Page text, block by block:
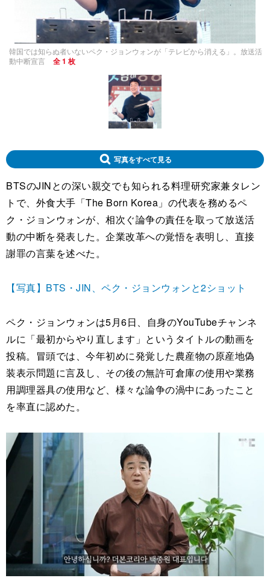
韓国では知らぬ者いないペク・ジョンウォンが「テレビから消える」。放送活
動中断宣言
全 1 枚
写真をすべて見る
BTSのJINとの深い親交でも知られる料理研究家兼タレン
トで、外食大手「The Born Korea」の代表を務めるペ
ク・ジョンウォンが、相次ぐ論争の責任を取って放送活
動の中断を発表した。企業改革への覚悟を表明し、直接
謝罪の言葉を述べた。
【写真】BTS・JIN、ペク・ジョンウォンと2ショット
ペク・ジョンウォンは5月6日、自身のYouTubeチャンネ
ルに「最初からやり直します」というタイトルの動画を
投稿。冒頭では、今年初めに発覚した農産物の原産地偽
装表示問題に言及し、その後の無許可倉庫の使用や業務
用調理器具の使用など、様々な論争の渦中にあったこと
を率直に認めた。